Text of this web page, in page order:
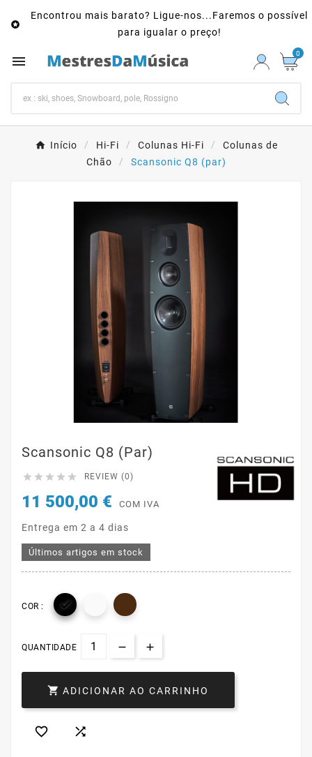

Encontrou mais barato? Ligue-nos...Faremos o possível
para igualar o preço!
 0
Início Hi-Fi Colunas Hi-Fi
Colunas de
Chão
Scansonic Q8 (par)
Scansonic Q8 (par)
     REVIEW (0)
11 500,00 € COM IVA
Entrega em 2 a 4 dias
Últimos artigos em stock
COR : 
QUANTIDADE
 ADICIONAR AO CARRINHO
 